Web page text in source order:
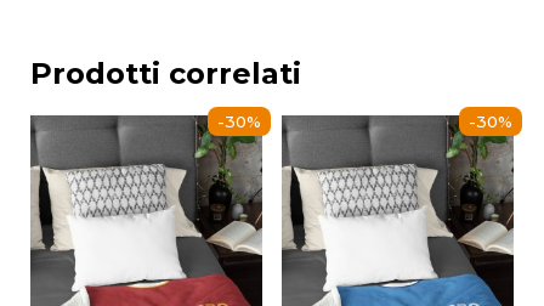
Prodotti correlati
-30% -30%